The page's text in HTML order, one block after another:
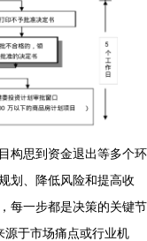
构思到资金退出等多个环
划、降低风险和提高收
每一步都是决策的关键节
源于市场痛点或行业机